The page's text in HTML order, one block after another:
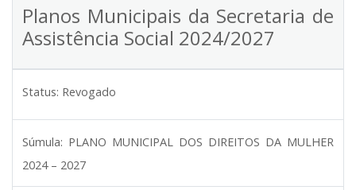
Planos Municipais da Secretaria de
Assistência Social 2024/2027
Status: Revogado
Súmula: PLANO MUNICIPAL DOS DIREITOS DA MULHER
2024 – 2027